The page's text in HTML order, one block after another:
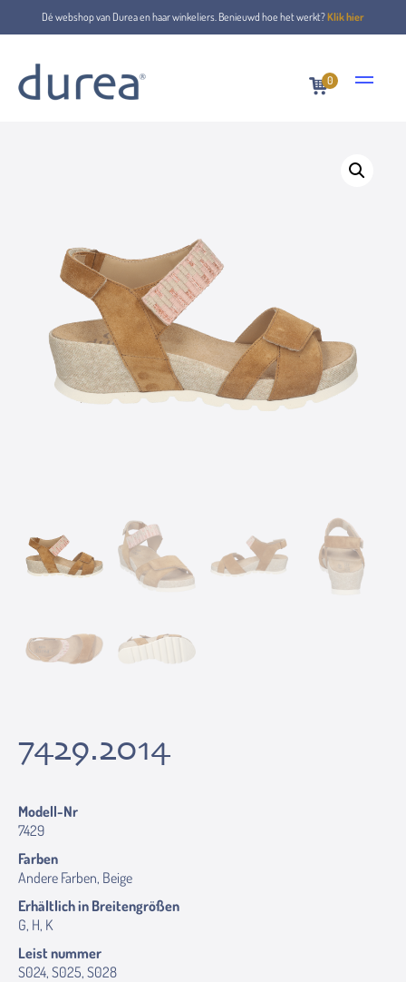
Dé webshop van Durea en haar winkeliers. Benieuwd hoe het werkt?Klik hier
0
Home Sandalen
7429.2014
Modell-Nr
7429
Farben
Andere Farben, Beige
Erhältlich in Breitengrößen
G, H, K
Leist nummer
S024, S025, S028